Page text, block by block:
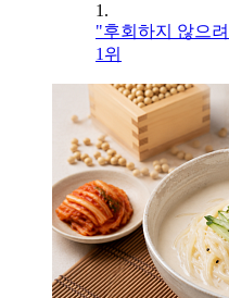
1.
"후회하지 않으
1위